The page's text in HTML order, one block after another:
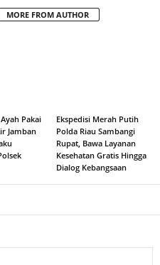
MORE FROM AUTHOR
Pakai
Jamban
Ekspedisi Merah Putih
Polda Riau Sambangi
Rupat, Bawa Layanan
Kesehatan Gratis Hingga
Dialog Kebangsaan